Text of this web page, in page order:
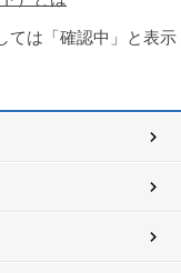
ては「確認中」と表示